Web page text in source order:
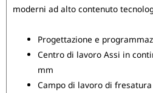
moderni ad alto contenuto
Progettazione e
Centro di lavoro Assi in
mm
Campo di lavoro di fresatura